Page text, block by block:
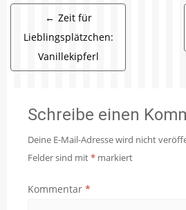
Beitragsnavigation
← Zeit für
Lieblingsplätzchen:
Vanillekipferl
Schreibe einen
Deine E-Mail-Adresse wird nicht
Felder sind mit* markiert
Kommentar *